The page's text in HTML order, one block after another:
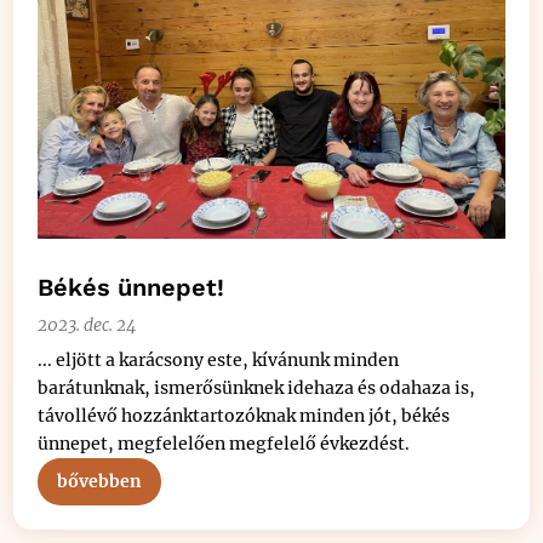
Békés ünnepet!
2023. dec. 24
... eljött a karácsony este, kívánunk minden
barátunknak, ismerősünknek idehaza és odahaza is,
távollévő hozzánktartozóknak minden jót, békés
ünnepet, megfelelően megfelelő évkezdést.
bővebben